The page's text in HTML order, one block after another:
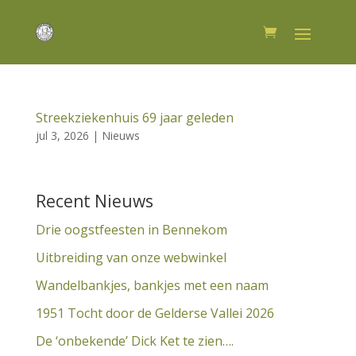
Streekziekenhuis 69 jaar geleden
jul 3, 2026 | Nieuws
Recent Nieuws
Drie oogstfeesten in Bennekom
Uitbreiding van onze webwinkel
Wandelbankjes, bankjes met een naam
1951 Tocht door de Gelderse Vallei 2026
De ‘onbekende’ Dick Ket te zien….